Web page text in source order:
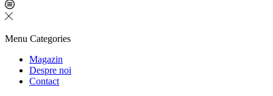
Menu Categories
Magazin
Despre noi
Contact